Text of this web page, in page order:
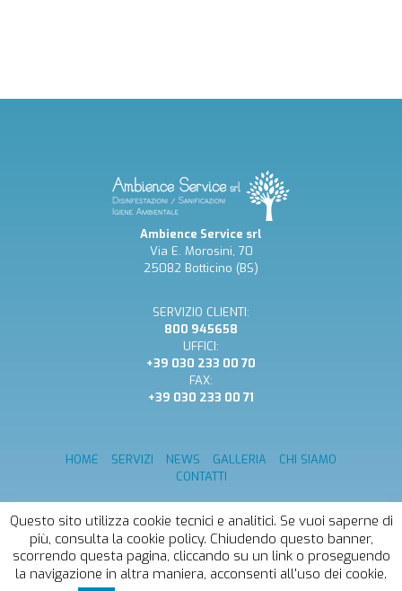
Ambience Service srl
Via E. Morosini, 70
25082 Botticino (BS)
SERVIZIO CLIENTI:
800 945658
UFFICI:
+39 030 233 00 70
FAX:
+39 030 233 00 71
HOME SERVIZI NEWS GALLERIA
CHI SIAMO
CONTATTI
interamente versato - PI/CF 03276680984 REA
BS520539 - PRIVACY E COOKIE POLICY
Questo sito utilizza cookie tecnici e analitici. Se vuoi saperne di
più, consulta la cookie policy. Chiudendo questo banner,
scorrendo questa pagina, cliccando su un link o proseguendo
la navigazione in altra maniera, acconsenti all'uso dei cookie.